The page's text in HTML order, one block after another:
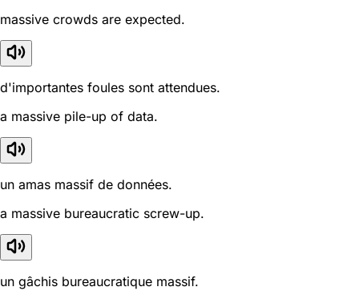
massive crowds are expected.
d'importantes foules sont attendues.
a massive pile-up of data.
un amas massif de données.
a massive bureaucratic screw-up.
un gâchis bureaucratique massif.